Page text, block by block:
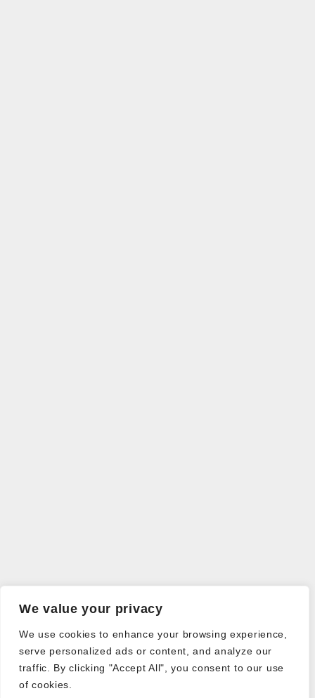
We value your privacy
We use cookies to enhance your browsing experience,
serve personalized ads or content, and analyze our
traffic. By clicking "Accept All", you consent to our use
of cookies.